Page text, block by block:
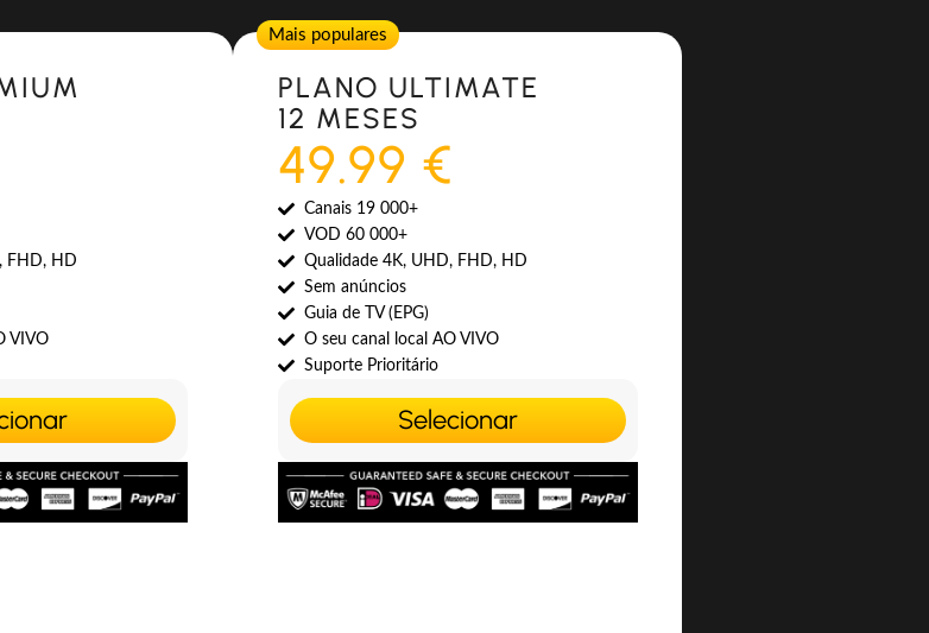
FHD, HD
VIVO
Mais populares
PLANO ULTIMATE
12 MESES
49.99 €
Canais 19 000+
VOD 60 000+
Qualidade 4K, UHD, FHD, HD
Sem anúncios
Guia de TV (EPG)
O seu canal local AO VIVO
Suporte Prioritário
Selecionar